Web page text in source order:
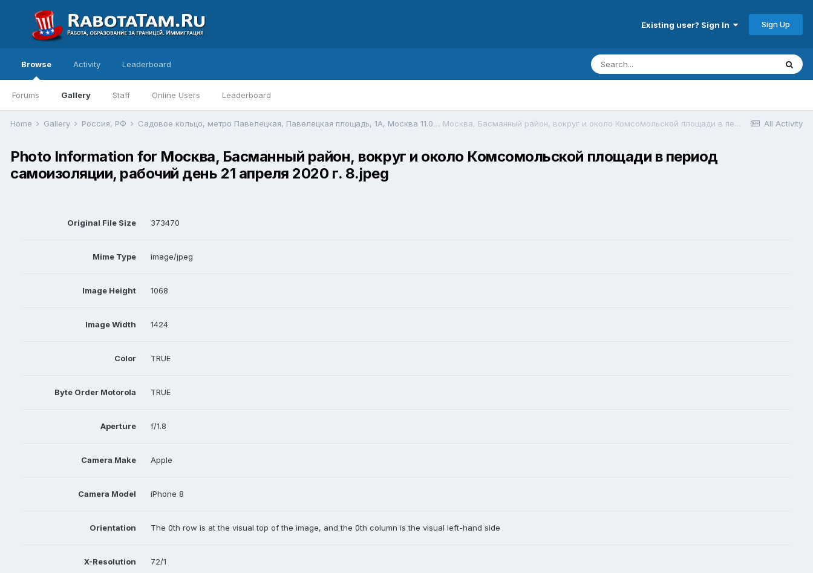
Existing user? Sign In Sign Up
Browse
Forums Gallery Staff Online Users Leaderboard
Activity Leaderboard
All Activity
Home Gallery Россия, РФ Садовое кольцо, метро Павелецкая, Павелецкая площадь, 1А, Москва 11.08.2018 г.JPG Москва, Басманный район, вокруг и около Комсомольской площади в период самоизоляции, рабочий день 21 апреля 2020 г. 8.jpeg
Photo Information for Москва, Басманный район, вокруг и около Комсомольской площади в период
самоизоляции, рабочий день 21 апреля 2020 г. 8.jpeg
Original File Size 373470
Mime Type image/jpeg
Image Height 1068
Image Width 1424
Color TRUE
Byte Order Motorola TRUE
Aperture f/1.8
Camera Make Apple
Camera Model iPhone 8
Orientation The 0th row is at the visual top of the image, and the 0th column is the visual left-hand side
X-Resolution 72/1